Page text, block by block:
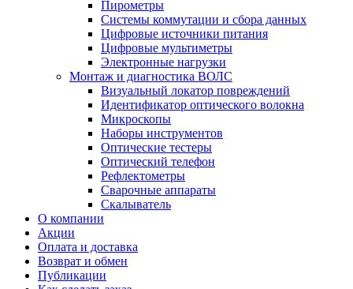
Пирометры
Системы коммутации и сбора данных
Цифровые источники питания
Цифровые мультиметры
Электронные нагрузки
Монтаж и диагностика ВОЛС
Визуальный локатор повреждений
Идентификатор оптического волокна
Микроскопы
Наборы инструментов
Оптические тестеры
Оптический телефон
Рефлектометры
Сварочные аппараты
Скалыватель
О компании
Акции
Оплата и доставка
Возврат и обмен
Публикации